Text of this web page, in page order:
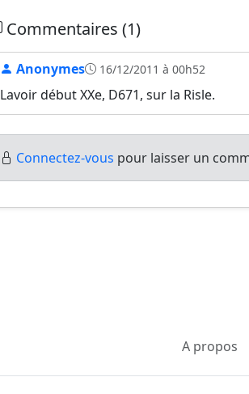
Commentaires (1)
Anonymes 16/12/2011 à 00h52
Lavoir début XXe, D671, sur la Risle.
Connectez-vous pour laisser un
A propos